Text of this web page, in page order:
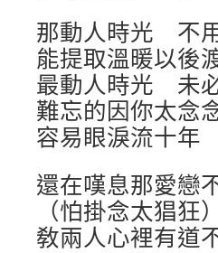
那動人時光 不
能提取溫暖以
最動人時光 未
難忘的因你太念
容易眼淚流十
還在嘆息那愛戀
（怕掛念太猖狂）
敎兩人心裡有道